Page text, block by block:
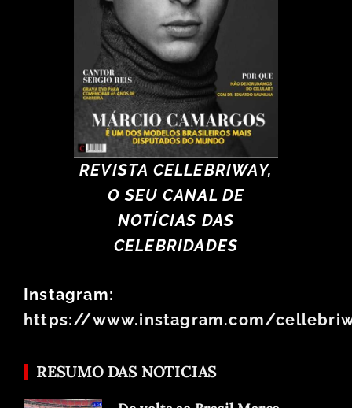
REVISTA CELLEBRIWAY,
O SEU CANAL DE
NOTÍCIAS DAS
CELEBRIDADES
Instagram:
https://www.instagram.com/
RESUMO DAS NOTICIAS